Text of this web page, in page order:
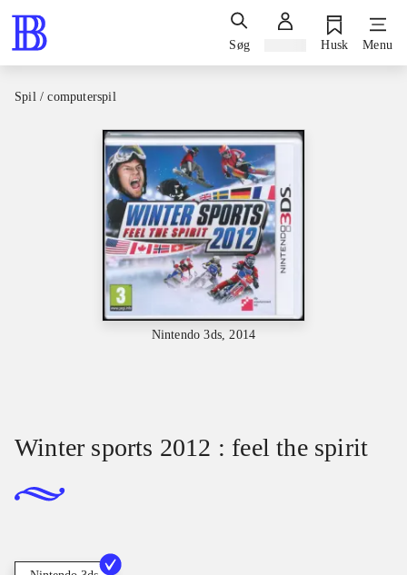
Søg Husk Menu
Spil / computerspil
Nintendo 3ds, 2014
Winter sports 2012 : feel the spirit